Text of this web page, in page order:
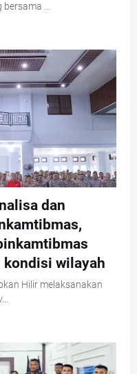
…
dan
kondisi wilayah
Hilir melaksanakan